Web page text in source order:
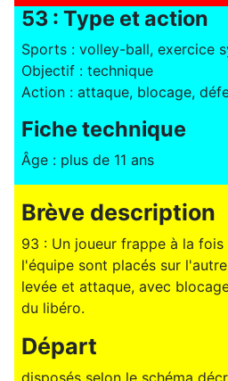
53 : Type et action
Sports : volley-ball, exercice
Objectif : technique
Action : attaque, blocage,
Fiche technique
Âge : plus de 11 ans
Brève description
93 : Un joueur frappe à la
l'équipe sont placés sur
levée et attaque, avec
du libéro.
Départ
disposés selon le schéma